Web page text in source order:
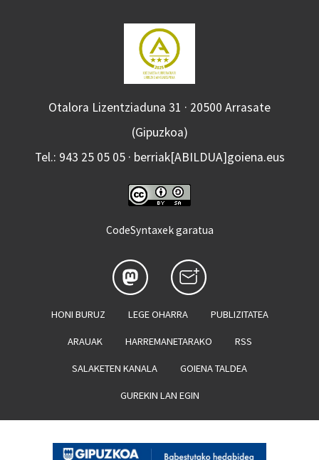
Otalora Lizentziaduna 31 · 20500 Arrasate
(Gipuzkoa)
Tel.: 943 25 05 05 · berriak[ABILDUA]goiena.eus
CodeSyntaxek garatua
HONI BURUZ LEGE OHARRA PUBLIZITATEA
ARAUAK HARREMANETARAKO RSS
SALAKETEN KANALA GOIENA TALDEA
GUREKIN LAN EGIN